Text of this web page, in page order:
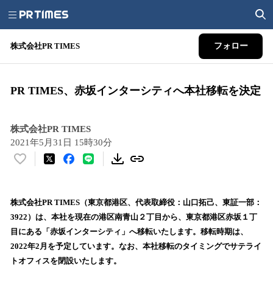
株式会社PR TIMES フォロー
PR TIMES、赤坂インターシティへ本社移転を決定
株式会社PR TIMES
2021年5月31日 15時30分
い
！
数
を
読
込
株式会社PR TIMES（東京都港区、代表取締役：山口拓己、東証一部：
3922）は、本社を現在の港区南青山２丁目から、東京都港区赤坂１丁
目にある「赤坂インターシティ」へ移転いたします。移転時期は、
2022年2月を予定しています。なお、本社移転のタイミングでサテライ
トオフィスを閉設いたします。